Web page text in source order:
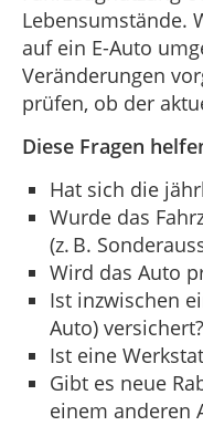
Lebensumstände.
auf ein E-Auto
Veränderungen
prüfen, ob der
Diese Fragen
Hat sich die
Wurde das
(z. B.
Wird das Auto
Ist inzwischen
Auto) versichert?
Ist eine
Gibt es neue
einem anderen